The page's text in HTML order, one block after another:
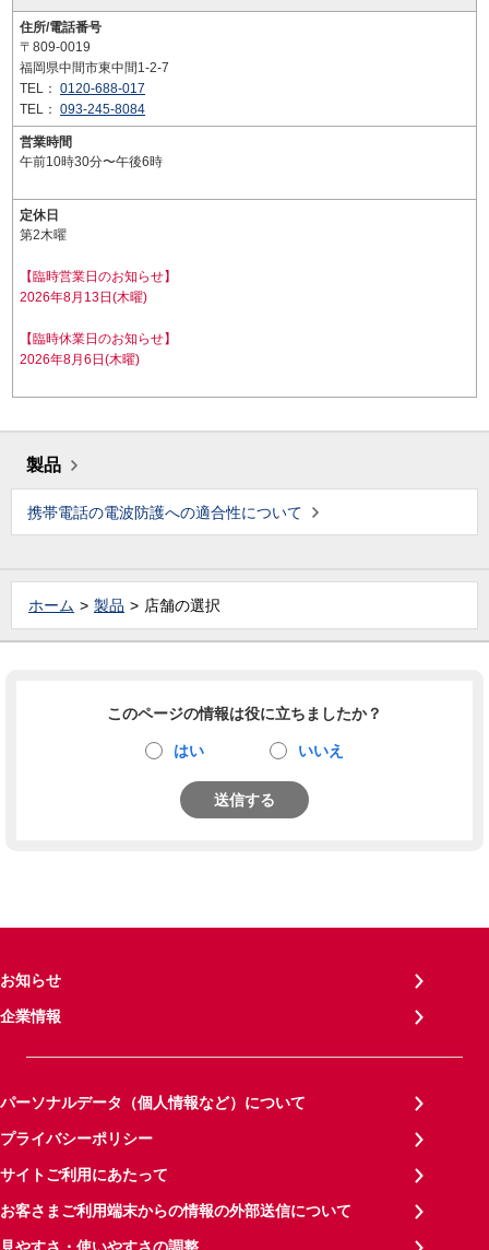
住所/電話番号
〒809-0019
福岡県中間市東中間1-2-7
TEL： 0120-688-017
TEL： 093-245-8084
営業時間
午前10時30分〜午後6時
定休日
第2木曜
【臨時営業日のお知らせ】
2026年8月13日(木曜)
【臨時休業日のお知らせ】
2026年8月6日(木曜)
製品
携帯電話の電波防護への適合性について
ホーム 製品 店舗の選択
このページの情報は役に立ちましたか？
はい いいえ
送信する
お知らせ
企業情報
パーソナルデータ（個人情報など）について
プライバシーポリシー
サイトご利用にあたって
お客さまご利用端末からの情報の外部送信について